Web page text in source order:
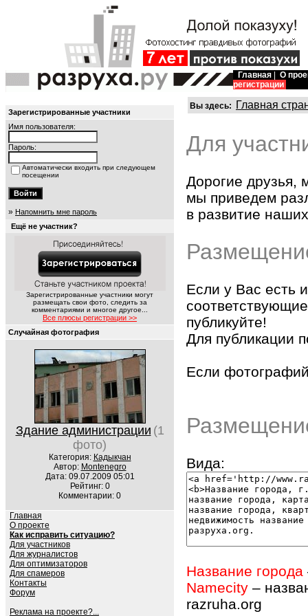
Главная
О
регистрации
Зарегистрированные участники
Имя пользователя:
Пароль:
Автоматически входить при следующем
посещении
» Напомнить мне пароль
Ещё не участник?
Зарегистрированные участники могут
размещать свои фото, следить за
комментариями и многое другое...
Все плюсы регистрации >>
Случайная фотография
Здание администрации (1
фото)
Категория: Кадыкчан
Автор: Montenegro
Дата: 09.07.2009 05:01
Рейтинг: 0
Комментарии: 0
Главная
О проекте
Как исправить ситуацию?
Для участников
Для журналистов
Для оптимизаторов
Для спамеров
Контакты
Форум
Реклама на проекте?...
Вы здесь: Главная
Для
Дорогие друзья,
мы приведем
в развитие
Если у Вас есть
публикуйте!
Для публикации
Если
Вида:
Название города
Namecity –
razruha.org